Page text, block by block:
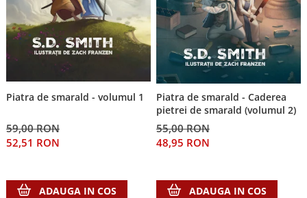
Piatra de smarald - volumul 1
59,00 RON
52,51 RON
ADAUGA IN COS
Piatra de smarald - Caderea
pietrei de smarald (volumul 2)
55,00 RON
48,95 RON
ADAUGA IN COS